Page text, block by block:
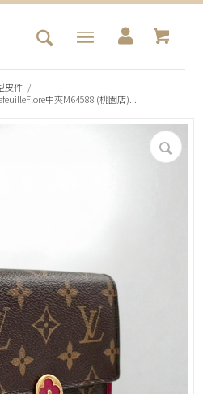
皮件 /
中夾M64588 (桃園店)...